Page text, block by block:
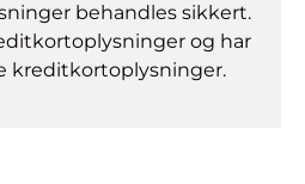
behandles sikkert.
og har
kreditkortoplysninger.